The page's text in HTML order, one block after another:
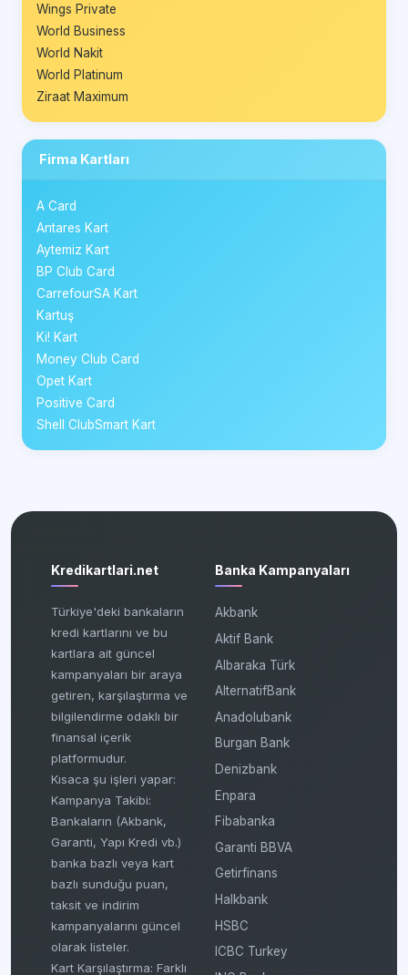
Wings Private
World Business
World Nakit
World Platinum
Ziraat Maximum
Firma Kartları
A Card
Antares Kart
Aytemiz Kart
BP Club Card
CarrefourSA Kart
Kartuş
Ki! Kart
Money Club Card
Opet Kart
Positive Card
Shell ClubSmart Kart
Kredikartlari.net
Türkiye'deki bankaların
kredi kartlarını ve bu
kartlara ait güncel
kampanyaları bir araya
getiren, karşılaştırma ve
bilgilendirme odaklı bir
finansal içerik
platformudur.
Kısaca şu işleri yapar:
Kampanya Takibi:
Bankaların (Akbank,
Garanti, Yapı Kredi vb.)
banka bazlı veya kart
bazlı sunduğu puan,
taksit ve indirim
kampanyalarını güncel
olarak listeler.
Kart Karşılaştırma: Farklı
Banka Kampanyaları
Akbank
Aktif Bank
Albaraka Türk
AlternatifBank
Anadolubank
Burgan Bank
Denizbank
Enpara
Fibabanka
Garanti BBVA
Getirfinans
Halkbank
HSBC
ICBC Turkey